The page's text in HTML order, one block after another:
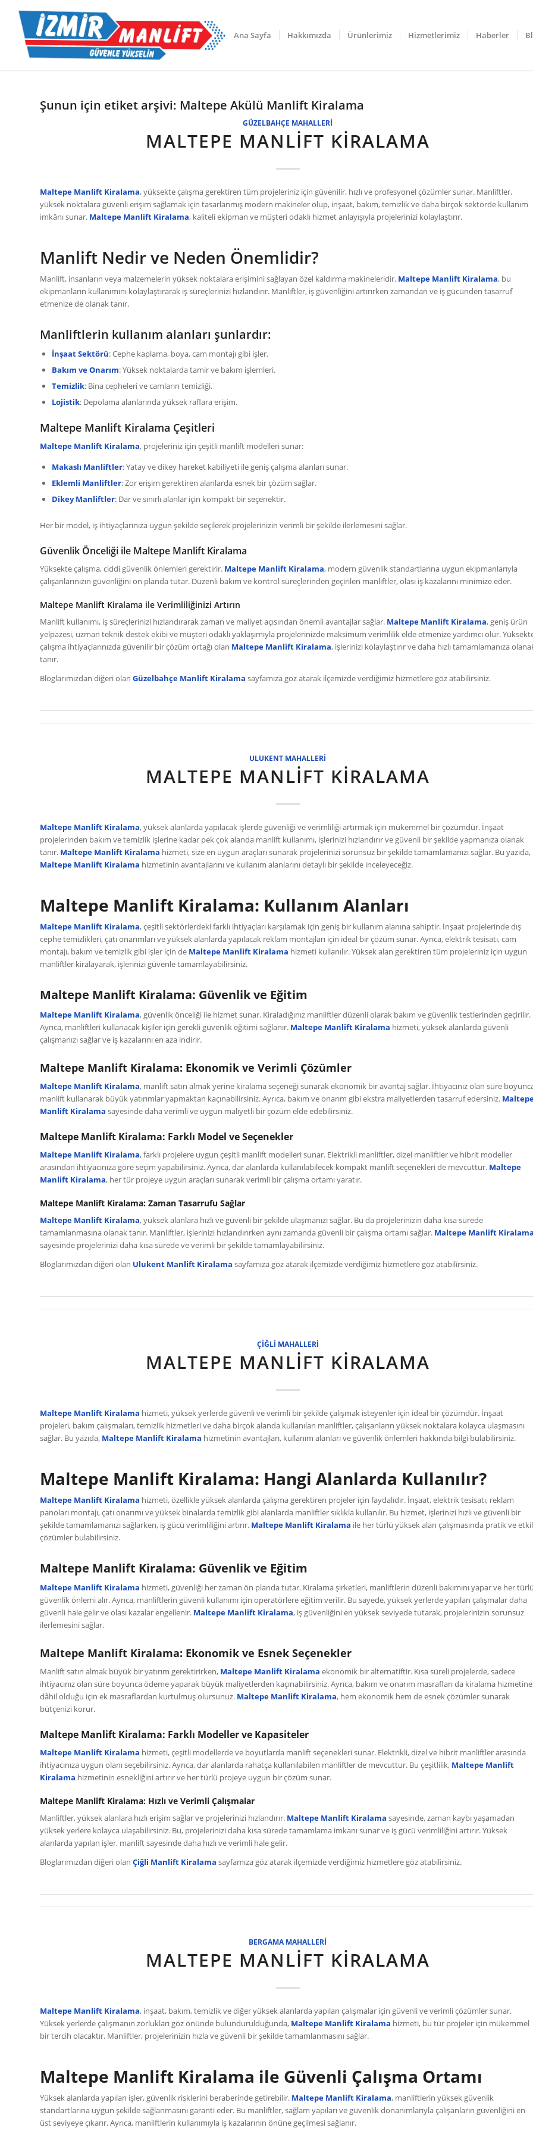
Ana Sayfa Hakkımızda Ürünlerimiz Hizmetlerimiz Haberler
Şunun için etiket arşivi: Maltepe Akülü Manlift Kiralama
GÜZELBAHÇE MAHALLERI
MALTEPE MANLIFT KIRALAMA
Maltepe Manlift Kiralama, yüksekte çalışma gerektiren tüm projeleriniz için güvenilir, hızlı ve profesyonel çözümler sunar. Manliftler,
yüksek noktalara güvenli erişim sağlamak için tasarlanmış modern makineler olup, inşaat, bakım, temizlik ve daha birçok sektörde kullanım
imkânı sunar. Maltepe Manlift Kiralama, kaliteli ekipman ve müşteri odaklı hizmet anlayışıyla projelerinizi kolaylaştırır.
Manlift Nedir ve Neden Önemlidir?
Manlift, insanların veya malzemelerin yüksek noktalara erişimini sağlayan özel kaldırma makineleridir. Maltepe Manlift Kiralama, bu
ekipmanların kullanımını kolaylaştırarak iş süreçlerinizi hızlandırır. Manliftler, iş güvenliğini artırırken zamandan ve iş gücünden tasarruf
etmenize de olanak tanır.
Manliftlerin kullanım alanları şunlardır:
İnşaat Sektörü: Cephe kaplama, boya, cam montajı gibi işler.
Bakım ve Onarım: Yüksek noktalarda tamir ve bakım işlemleri.
Temizlik: Bina cepheleri ve camların temizliği.
Lojistik: Depolama alanlarında yüksek raflara erişim.
Maltepe Manlift Kiralama Çeşitleri
Maltepe Manlift Kiralama, projeleriniz için çeşitli manlift modelleri sunar:
Makaslı Manliftler: Yatay ve dikey hareket kabiliyeti ile geniş çalışma alanları sunar.
Eklemli Manliftler: Zor erişim gerektiren alanlarda esnek bir çözüm sağlar.
Dikey Manliftler: Dar ve sınırlı alanlar için kompakt bir seçenektir.
Her bir model, iş ihtiyaçlarınıza uygun şekilde seçilerek projelerinizin verimli bir şekilde ilerlemesini sağlar.
Güvenlik Önceliği ile Maltepe Manlift Kiralama
Yüksekte çalışma, ciddi güvenlik önlemleri gerektirir. Maltepe Manlift Kiralama, modern güvenlik standartlarına uygun ekipmanlarıyla
çalışanlarınızın güvenliğini ön planda tutar. Düzenli bakım ve kontrol süreçlerinden geçirilen manliftler, olası iş kazalarını minimize eder.
Maltepe Manlift Kiralama ile Verimliliğinizi Artırın
Manlift kullanımı, iş süreçlerinizi hızlandırarak zaman ve maliyet açısından önemli avantajlar sağlar. Maltepe Manlift Kiralama, geniş ürün
yelpazesi, uzman teknik destek ekibi ve müşteri odaklı yaklaşımıyla projelerinizde maksimum verimlilik elde etmenize yardımcı olur.
çalışma ihtiyaçlarınızda güvenilir bir çözüm ortağı olan Maltepe Manlift Kiralama, işlerinizi kolaylaştırır ve daha hızlı tamamlamanıza
tanır.
Bloglarımızdan diğeri olan Güzelbahçe Manlift Kiralama sayfamıza göz atarak ilçemizde verdiğimiz hizmetlere göz atabilirsiniz.
ULUKENT MAHALLERI
MALTEPE MANLIFT KIRALAMA
Maltepe Manlift Kiralama, yüksek alanlarda yapılacak işlerde güvenliği ve verimliliği artırmak için mükemmel bir çözümdür. İnşaat
projelerinden bakım ve temizlik işlerine kadar pek çok alanda manlift kullanımı, işlerinizi hızlandırır ve güvenli bir şekilde yapmanıza olanak
tanır. Maltepe Manlift Kiralama hizmeti, size en uygun araçları sunarak projelerinizi sorunsuz bir şekilde tamamlamanızı sağlar. Bu yazıda,
Maltepe Manlift Kiralama hizmetinin avantajlarını ve kullanım alanlarını detaylı bir şekilde inceleyeceğiz.
Maltepe Manlift Kiralama: Kullanım Alanları
Maltepe Manlift Kiralama, çeşitli sektörlerdeki farklı ihtiyaçları karşılamak için geniş bir kullanım alanına sahiptir. İnşaat projelerinde dış
cephe temizlikleri, çatı onarımları ve yüksek alanlarda yapılacak reklam montajları için ideal bir çözüm sunar. Ayrıca, elektrik tesisatı, cam
montajı, bakım ve temizlik gibi işler için de Maltepe Manlift Kiralama hizmeti kullanılır. Yüksek alan gerektiren tüm projeleriniz için uygun
manliftler kiralayarak, işlerinizi güvenle tamamlayabilirsiniz.
Maltepe Manlift Kiralama: Güvenlik ve Eğitim
Maltepe Manlift Kiralama, güvenlik önceliği ile hizmet sunar. Kiraladığınız manliftler düzenli olarak bakım ve güvenlik testlerinden geçirilir.
Ayrıca, manliftleri kullanacak kişiler için gerekli güvenlik eğitimi sağlanır. Maltepe Manlift Kiralama hizmeti, yüksek alanlarda güvenli
çalışmanızı sağlar ve iş kazalarını en aza indirir.
Maltepe Manlift Kiralama: Ekonomik ve Verimli Çözümler
Maltepe Manlift Kiralama, manlift satın almak yerine kiralama seçeneği sunarak ekonomik bir avantaj sağlar. İhtiyacınız olan süre
manlift kullanarak büyük yatırımlar yapmaktan kaçınabilirsiniz. Ayrıca, bakım ve onarım gibi ekstra maliyetlerden tasarruf edersiniz.
Manlift Kiralama sayesinde daha verimli ve uygun maliyetli bir çözüm elde edebilirsiniz.
Maltepe Manlift Kiralama: Farklı Model ve Seçenekler
Maltepe Manlift Kiralama, farklı projelere uygun çeşitli manlift modelleri sunar. Elektrikli manliftler, dizel manliftler ve hibrit modeller
arasından ihtiyacınıza göre seçim yapabilirsiniz. Ayrıca, dar alanlarda kullanılabilecek kompakt manlift seçenekleri de mevcuttur. Maltepe
Manlift Kiralama, her tür projeye uygun araçları sunarak verimli bir çalışma ortamı yaratır.
Maltepe Manlift Kiralama: Zaman Tasarrufu Sağlar
Maltepe Manlift Kiralama, yüksek alanlara hızlı ve güvenli bir şekilde ulaşmanızı sağlar. Bu da projelerinizin daha kısa sürede
tamamlanmasına olanak tanır. Manliftler, işlerinizi hızlandırırken aynı zamanda güvenli bir çalışma ortamı sağlar. Maltepe Manlift Kiralama
sayesinde projelerinizi daha kısa sürede ve verimli bir şekilde tamamlayabilirsiniz.
Bloglarımızdan diğeri olan Ulukent Manlift Kiralama sayfamıza göz atarak ilçemizde verdiğimiz hizmetlere göz atabilirsiniz.
ÇIĞLI MAHALLERI
MALTEPE MANLIFT KIRALAMA
Maltepe Manlift Kiralama hizmeti, yüksek yerlerde güvenli ve verimli bir şekilde çalışmak isteyenler için ideal bir çözümdür. İnşaat
projeleri, bakım çalışmaları, temizlik hizmetleri ve daha birçok alanda kullanılan manliftler, çalışanların yüksek noktalara kolayca ulaşmasını
sağlar. Bu yazıda, Maltepe Manlift Kiralama hizmetinin avantajları, kullanım alanları ve güvenlik önlemleri hakkında bilgi bulabilirsiniz.
Maltepe Manlift Kiralama: Hangi Alanlarda Kullanılır?
Maltepe Manlift Kiralama hizmeti, özellikle yüksek alanlarda çalışma gerektiren projeler için faydalıdır. İnşaat, elektrik tesisatı, reklam
panoları montajı, çatı onarımı ve yüksek binalarda temizlik gibi alanlarda manliftler sıklıkla kullanılır. Bu hizmet, işlerinizi hızlı ve güvenli bir
şekilde tamamlamanızı sağlarken, iş gücü verimliliğini artırır. Maltepe Manlift Kiralama ile her türlü yüksek alan çalışmasında pratik ve
çözümler bulabilirsiniz.
Maltepe Manlift Kiralama: Güvenlik ve Eğitim
Maltepe Manlift Kiralama hizmeti, güvenliği her zaman ön planda tutar. Kiralama şirketleri, manliftlerin düzenli bakımını yapar ve her türlü
güvenlik önlemi alır. Ayrıca, manliftlerin güvenli kullanımı için operatörlere eğitim verilir. Bu sayede, yüksek yerlerde yapılan çalışmalar daha
güvenli hale gelir ve olası kazalar engellenir. Maltepe Manlift Kiralama, iş güvenliğini en yüksek seviyede tutarak, projelerinizin sorunsuz
ilerlemesini sağlar.
Maltepe Manlift Kiralama: Ekonomik ve Esnek Seçenekler
Manlift satın almak büyük bir yatırım gerektirirken, Maltepe Manlift Kiralama ekonomik bir alternatiftir. Kısa süreli projelerde, sadece
ihtiyacınız olan süre boyunca ödeme yaparak büyük maliyetlerden kaçınabilirsiniz. Ayrıca, bakım ve onarım masrafları da kiralama hizmetine
dâhil olduğu için ek masraflardan kurtulmuş olursunuz. Maltepe Manlift Kiralama, hem ekonomik hem de esnek çözümler sunarak
bütçenizi korur.
Maltepe Manlift Kiralama: Farklı Modeller ve Kapasiteler
Maltepe Manlift Kiralama hizmeti, çeşitli modellerde ve boyutlarda manlift seçenekleri sunar. Elektrikli, dizel ve hibrit manliftler arasında
ihtiyacınıza uygun olanı seçebilirsiniz. Ayrıca, dar alanlarda rahatça kullanılabilen manliftler de mevcuttur. Bu çeşitlilik, Maltepe Manlift
Kiralama hizmetinin esnekliğini artırır ve her türlü projeye uygun bir çözüm sunar.
Maltepe Manlift Kiralama: Hızlı ve Verimli Çalışmalar
Manliftler, yüksek alanlara hızlı erişim sağlar ve projelerinizi hızlandırır. Maltepe Manlift Kiralama sayesinde, zaman kaybı yaşamadan
yüksek yerlere kolayca ulaşabilirsiniz. Bu, projelerinizi daha kısa sürede tamamlama imkanı sunar ve iş gücü verimliliğini artırır. Yüksek
alanlarda yapılan işler, manlift sayesinde daha hızlı ve verimli hale gelir.
Bloglarımızdan diğeri olan Çiğli Manlift Kiralama sayfamıza göz atarak ilçemizde verdiğimiz hizmetlere göz atabilirsiniz.
BERGAMA MAHALLERI
MALTEPE MANLIFT KIRALAMA
Maltepe Manlift Kiralama, inşaat, bakım, temizlik ve diğer yüksek alanlarda yapılan çalışmalar için güvenli ve verimli çözümler sunar.
Yüksek yerlerde çalışmanın zorlukları göz önünde bulundurulduğunda, Maltepe Manlift Kiralama hizmeti, bu tür projeler için mükemmel
bir tercih olacaktır. Manliftler, projelerinizin hızla ve güvenli bir şekilde tamamlanmasını sağlar.
Maltepe Manlift Kiralama ile Güvenli Çalışma Ortamı
Yüksek alanlarda yapılan işler, güvenlik risklerini beraberinde getirebilir. Maltepe Manlift Kiralama, manliftlerin yüksek güvenlik
standartlarına uygun şekilde sağlanmasını garanti eder. Bu manliftler, sağlam yapıları ve güvenlik donanımlarıyla çalışanların güvenliğini en
üst seviyeye çıkarır. Ayrıca, manliftlerin kullanımıyla iş kazalarının önüne geçilmesi sağlanır.